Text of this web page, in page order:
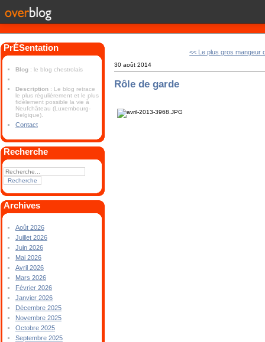
PrÉSentation
Blog : le blog chestrolais
Description : Le blog retrace
le plus régulièrement et le plus
fidèlement possible la vie à
Neufchâteau (Luxembourg-
Belgique).
Contact
Recherche
Archives
Août 2026
Juillet 2026
Juin 2026
Mai 2026
Avril 2026
Mars 2026
Février 2026
Janvier 2026
Décembre 2025
Novembre 2025
Octobre 2025
Septembre 2025
<< Le plus gros mangeur
30 août 2014
Rôle de garde